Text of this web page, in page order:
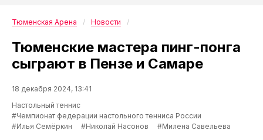
Тюменская Арена Новости
Тюменские мастера пинг-понга
сыграют в Пензе и Самаре
18 декабря 2024, 13:41
Настольный теннис
#Чемпионат федерации настольного тенниса России
#Илья Семёркин
#Николай Насонов #Милена Савельева